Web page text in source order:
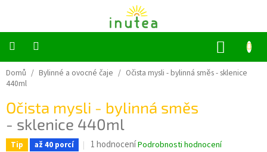
Bylinné
a
ovocné
Jednodruhové
bylinky
Domů / Bylinné a ovocné čaje / Očista mysli - bylinná směs- sklenice
440ml
Očista mysli - bylinná směs
- sklenice 440ml
Tip až 40 porcí
Průměrné
1 hodnoceníPodrobnosti hodnocení